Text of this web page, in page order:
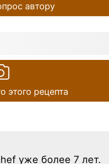
автору
этого рецепта
уже более 7 лет.